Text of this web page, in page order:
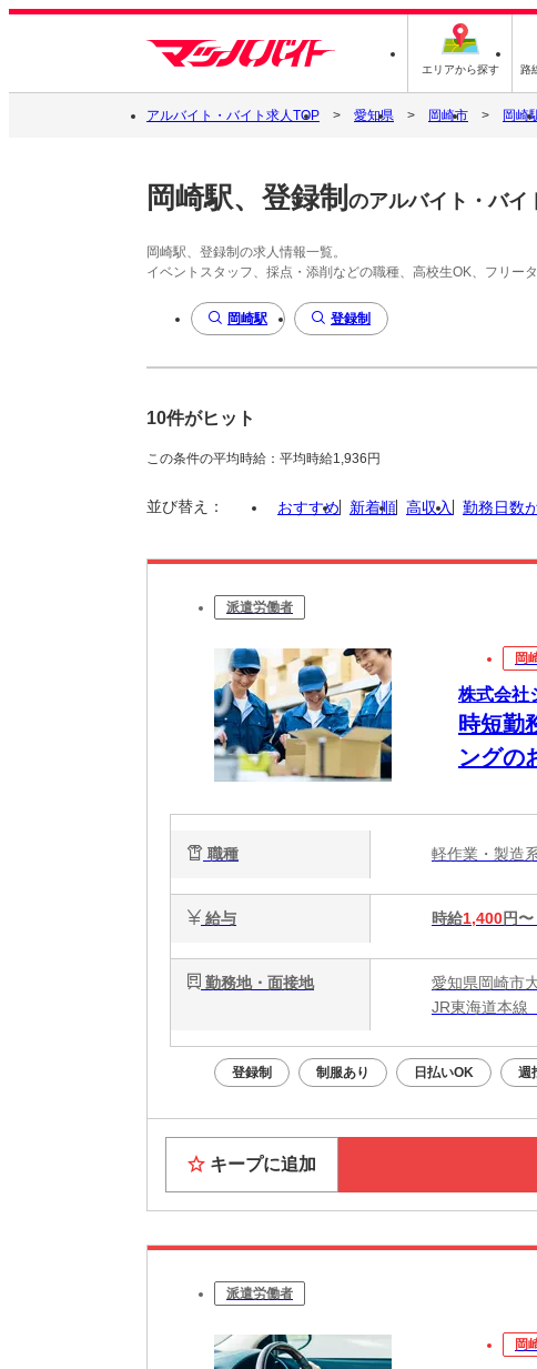
エリアから探す 路
アルバイト・バイト求人TOP 愛知県 岡崎市 岡崎
岡崎駅、登録制 のアルバイト・バイ
岡崎駅、登録制の求人情報一覧。
イベントスタッフ、採点・添削などの職種、高校生OK、フリー
岡崎駅 登録制
10件がヒット
この条件の平均時給：平均時給1,936円
並び替え： おすすめ 新着順 高収入 勤務日数
派遣労働者
岡
株式会社
時短勤
ングの
職種 軽作業・製造
給与 時給1,400円〜
勤務地・面接地
愛知県岡崎市
JR東海道本線
登録制 制服あり 日払いOK 週
キープに追加
派遣労働者
岡